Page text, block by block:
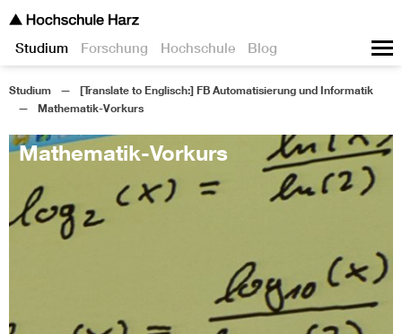
Studium Forschung Hochschule Blog
Studium
[Translate to Englisch:] FB Automatisierung und Informatik
Mathematik-Vorkurs
Mathematik-Vorkurs